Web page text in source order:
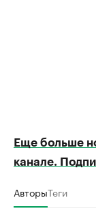
Еще больше
канале.
АвторыТеги